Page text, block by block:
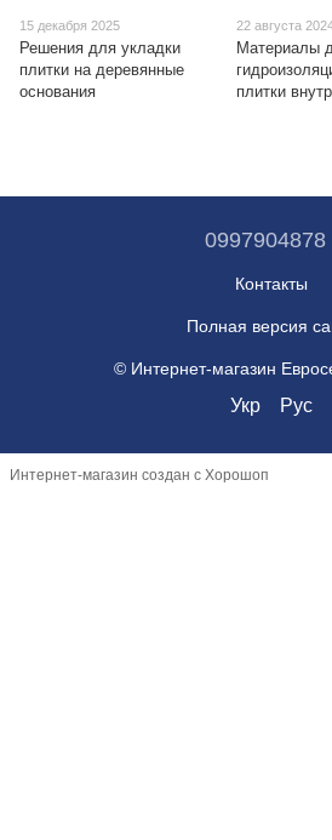
15 декабря 2025
Решения для укладки
плитки на деревянные
основания
22 августа
Материалы
плитки
0997904878
Контакты
Полная версия
© Интернет-магазин
Укр Рус
Интернет-магазин создан с Хорошоп